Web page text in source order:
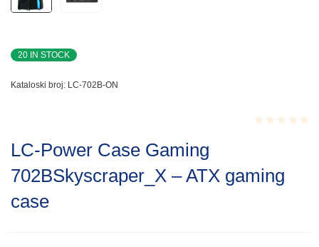
20 IN STOCK
Kataloski broj: LC-702B-ON
of
5
LC-Power Case Gaming
702BSkyscraper_X – ATX gaming
case